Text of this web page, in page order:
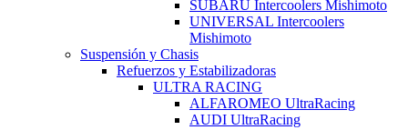
SUBARU Intercoolers Mishimoto
UNIVERSAL Intercoolers
Mishimoto
Suspensión y Chasis
Refuerzos y Estabilizadoras
ULTRA RACING
ALFAROMEO UltraRacing
AUDI UltraRacing